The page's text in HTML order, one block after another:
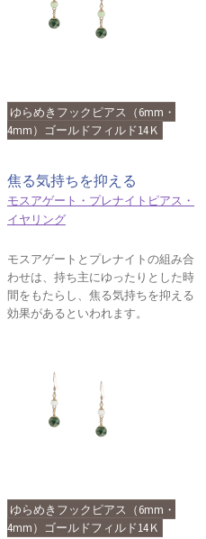
ゆらめきフックピアス（6mm・
4mm）ゴールドフィルド14Ｋ
焦る気持ちを抑える
モスアゲート・プレナイトピアス・
イヤリング
モスアゲートとプレナイトの組み合
わせは、持ち主にゆったりとした時
間をもたらし、焦る気持ちを抑える
効果があるといわれます。
ゆらめきフックピアス（6mm・
4mm）ゴールドフィルド14Ｋ